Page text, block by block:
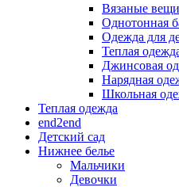
Вязаные вещи
Однотонная
Одежда для
Теплая
Джинсовая
Нарядная
Школьная
Теплая одежда
end2end
Детский сад
Нижнее белье
Мальчики
Девочки